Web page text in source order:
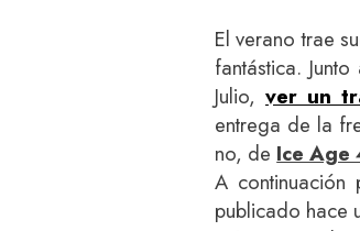
El verano trae
fantástica.
Julio, ver un
entrega de la
no, de Ice Age
A
publicado hace